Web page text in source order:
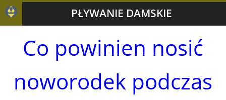
PŁYWANIE DAMSKIE
Co powinien nosić
noworodek podczas